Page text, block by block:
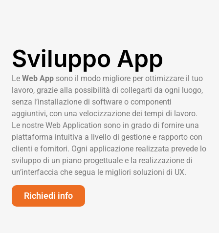
Sviluppo App
Le Web App sono il modo migliore per ottimizzare il tuo
lavoro, grazie alla possibilità di collegarti da ogni luogo,
senza l’installazione di software o componenti
aggiuntivi, con una velocizzazione dei tempi di lavoro.
Le nostre Web Application sono in grado di fornire una
piattaforma intuitiva a livello di gestione e rapporto con
clienti e fornitori. Ogni applicazione realizzata prevede lo
sviluppo di un piano progettuale e la realizzazione di
un’interfaccia che segua le migliori soluzioni di UX.
Richiedi info